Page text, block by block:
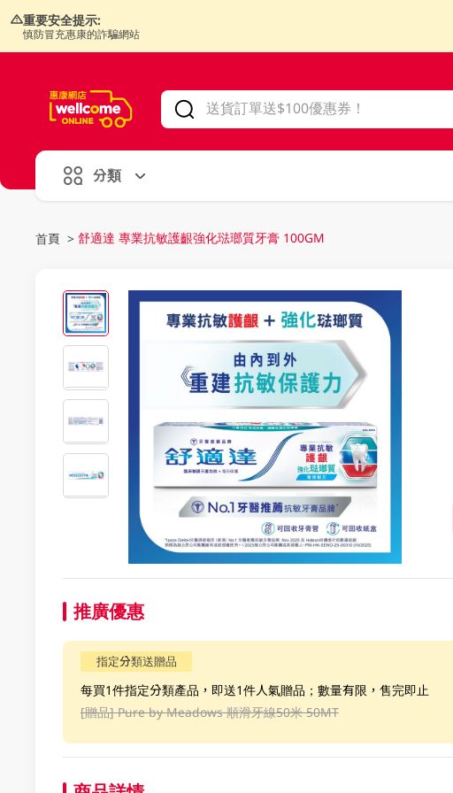
重要安全提示:
慎防冒充惠康的詐騙網站
分類
首頁 > 舒適達 專業抗敏護齦強化琺瑯質牙膏 100GM
推廣優惠
指定分類送贈品
每買1件指定分類產品，即送1件人氣贈品；數量有限，售完即止
[贈品] Pure by Meadows 順滑牙線50米 50MT